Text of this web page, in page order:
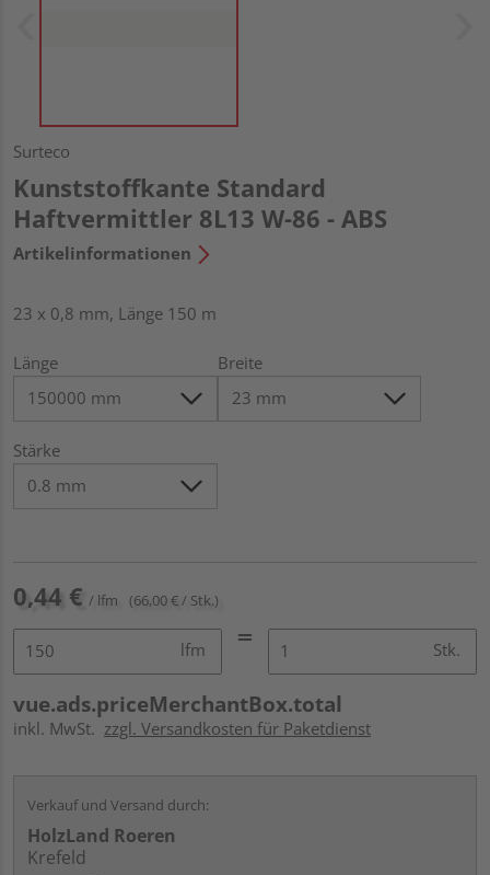
Surteco
Kunststoffkante Standard
Haftvermittler 8L13 W-86 - ABS
Artikelinformationen
23 x 0,8 mm, Länge 150 m
Länge Breite
Stärke
0,44 € / lfm (66,00 € / Stk.)
lfm Stk.
vue.ads.priceMerchantBox.total
inkl. MwSt. zzgl. Versandkosten für Paketdienst
Verkauf und Versand durch:
HolzLand Roeren
Krefeld